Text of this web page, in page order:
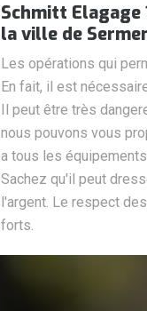
Schmitt
la ville de
Les opérations qui
En fait, il est
Il peut être très
nous pouvons vous
a tous les
Sachez qu'il peut
l'argent. Le respect
forts.